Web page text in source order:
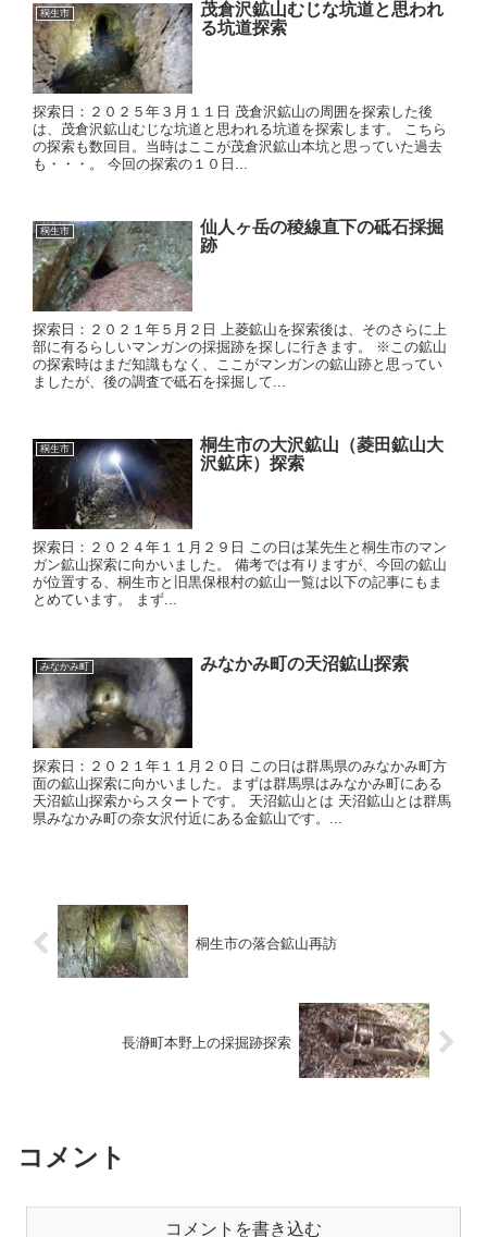
桐生市
茂倉沢鉱山むじな坑道と思われ
る坑道探索
探索日：２０２５年３月１１日 茂倉沢鉱山の周囲を探索した後
は、茂倉沢鉱山むじな坑道と思われる坑道を探索します。 こちら
の探索も数回目。当時はここが茂倉沢鉱山本坑と思っていた過去
も・・・。 今回の探索の１０日...
桐生市
仙人ヶ岳の稜線直下の砥石採掘
跡
探索日：２０２１年５月２日 上菱鉱山を探索後は、そのさらに上
部に有るらしいマンガンの採掘跡を探しに行きます。 ※この鉱山
の探索時はまだ知識もなく、ここがマンガンの鉱山跡と思ってい
ましたが、後の調査で砥石を採掘して...
桐生市
桐生市の大沢鉱山（菱田鉱山大
沢鉱床）探索
探索日：２０２４年１１月２９日 この日は某先生と桐生市のマン
ガン鉱山探索に向かいました。 備考では有りますが、今回の鉱山
が位置する、桐生市と旧黒保根村の鉱山一覧は以下の記事にもま
とめています。 まず...
みなかみ町 みなかみ町の天沼鉱山探索
探索日：２０２１年１１月２０日 この日は群馬県のみなかみ町方
面の鉱山探索に向かいました。まずは群馬県はみなかみ町にある
天沼鉱山探索からスタートです。 天沼鉱山とは 天沼鉱山とは群馬
県みなかみ町の奈女沢付近にある金鉱山です。...
桐生市の落合鉱山再訪
長瀞町本野上の採掘跡探索
コメント
コメントを書き込む